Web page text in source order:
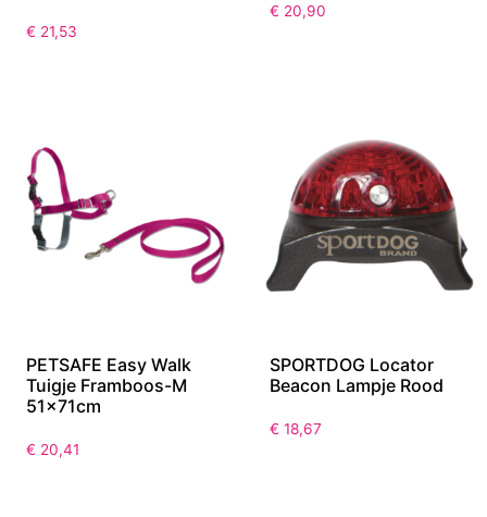
€ 21,53
€ 20,90
PETSAFE Easy Walk
Tuigje Framboos-M
51x71cm
€ 20,41
SPORTDOG Locator
Beacon Lampje Rood
€ 18,67